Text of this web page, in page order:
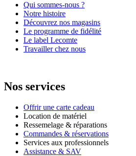
Qui sommes-nous ?
Notre histoire
Découvrez nos magasins
Le programme de fidélité
Le label Lecomte
Travailler chez nous
Nos services
Offrir une carte cadeau
Location de matériel
Ressemelage & réparations
Commandes & réservations
Services aux professionnels
Assistance & SAV